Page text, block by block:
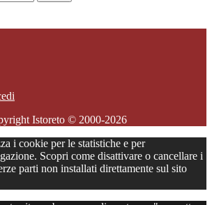
Istoreto © 2000-2026
i cookie per le statistiche e per
Scopri come disattivare o cancellare i
parti non installati direttamente sul sito